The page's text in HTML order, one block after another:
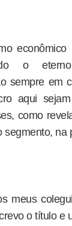
o
sempre em
aqui
como
segmento, na
meus
o título e